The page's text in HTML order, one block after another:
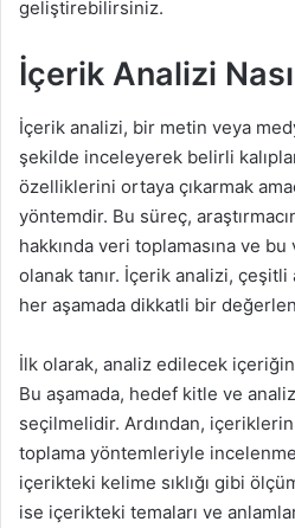
geliştirebilirsiniz.
İçerik Analizi
İçerik analizi, bir metin veya
şekilde inceleyerek belirli
özelliklerini ortaya çıkarmak
yöntemdir. Bu süreç,
hakkında veri toplamasına ve
olanak tanır. İçerik analizi,
her aşamada dikkatli bir
İlk olarak, analiz edilecek
Bu aşamada, hedef kitle ve
seçilmelidir. Ardından,
toplama yöntemleriyle
içerikteki kelime sıklığı gibi
ise içerikteki temaları ve